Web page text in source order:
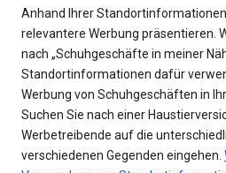
Anhand Ihrer
relevantere Werbung präsentieren.
nach „Schuhgeschäfte in meiner
Standortinformationen dafür
Werbung von Schuhgeschäften in
Suchen Sie nach einer
Werbetreibende auf die
verschiedenen Gegenden eingehen.